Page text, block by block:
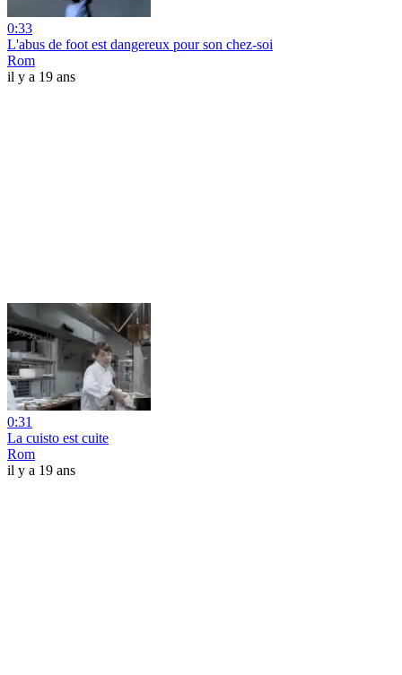
0:33
L'abus de foot est dangereux pour son chez-soi
Rom
il y a 19 ans
0:31
La cuisto est cuite
Rom
il y a 19 ans